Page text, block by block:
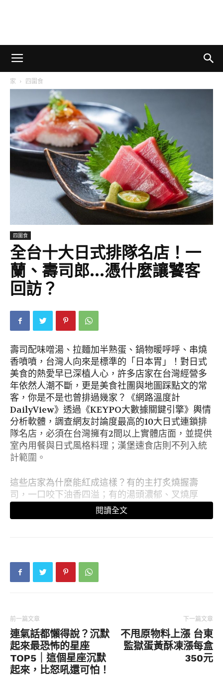
家 四圍食
四圍食
全台十大日式排隊名店！一
蘭、壽司郎…憑什麼讓饕客
回訪？
壽司配味噌湯、拉麵加半熟蛋、鍋物暖呼呼、串燒
香噴噴，台灣人向來是標準的「日本胃」！對日式
美食的熱愛早已深植人心，許多店家在台灣經營多
年依然人潮不斷，更是美食社團與地圖踩點文的常
客，你是不是也曾排過幾家？《網路溫度計
DailyView》透過《KEYPO大數據關鍵引擎》輿情
分析軟體，調查網友討論度最高的10大日式連鎖排
隊名店，必須在台灣擁有2間以上實體店面，並提供
室內用餐與日式風格料理；漢堡速食店則不列入統
計範圍。
這些店家為什麼能紅成這樣？有的主打炙燒握壽
司，一口咬下油香四溢；有的湯頭濃郁、叉燒厚
切，暖到心坎裡；還有的以經典醬汁刷上鮮嫩肉
串，讓串燒控排到腿軟也甘願！吸引大批美食
抵擋的魔力！
No.1 一蘭拉麵
一蘭於 1993 年正式成立「Ichiran」品牌，至今在
全球擁有88間分店。2017年首度登台，在台北信義
區開設台灣台北本店，也是海外第4間分店。開業多
年，用餐時段依然會大排長龍。
閱讀全文
前一篇文章
連氣話都懶得說？沉默
起來最恐怖的星座
TOP5｜這個星座沉默
起來，比怒吼還可怕！
下一篇文章
不甩原物料上漲 台東
監獄蛋黃酥凍漲每盒
350元